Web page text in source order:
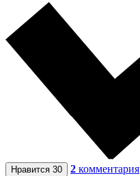
Нравится 30 2 комментария